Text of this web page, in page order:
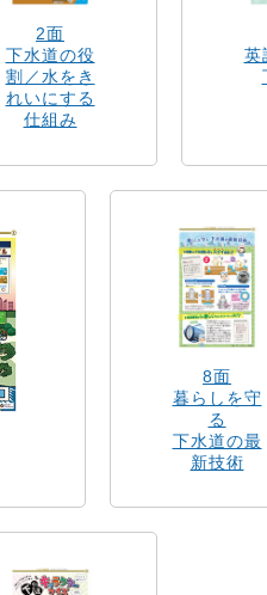
2面
下水道の役
割／水をき
れいにする
仕組み
英
8面
暮らしを守
る
下水道の最
新技術